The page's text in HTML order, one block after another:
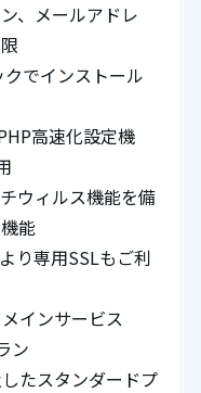
、メールアドレ
クでインストール
高速化設定機
ウィルス機能を備
能
り専用SSLもご利
インサービス
ン
たスタンダードプ